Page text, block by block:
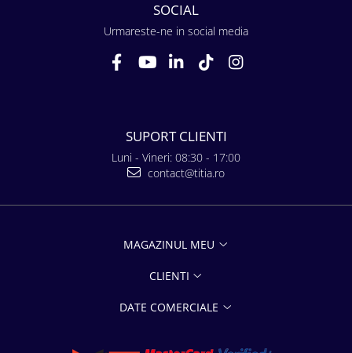
SOCIAL
Urmareste-ne in social media
SUPORT CLIENTI
Luni - Vineri: 08:30 - 17:00
contact@titia.ro
MAGAZINUL MEU
CLIENTI
DATE COMERCIALE